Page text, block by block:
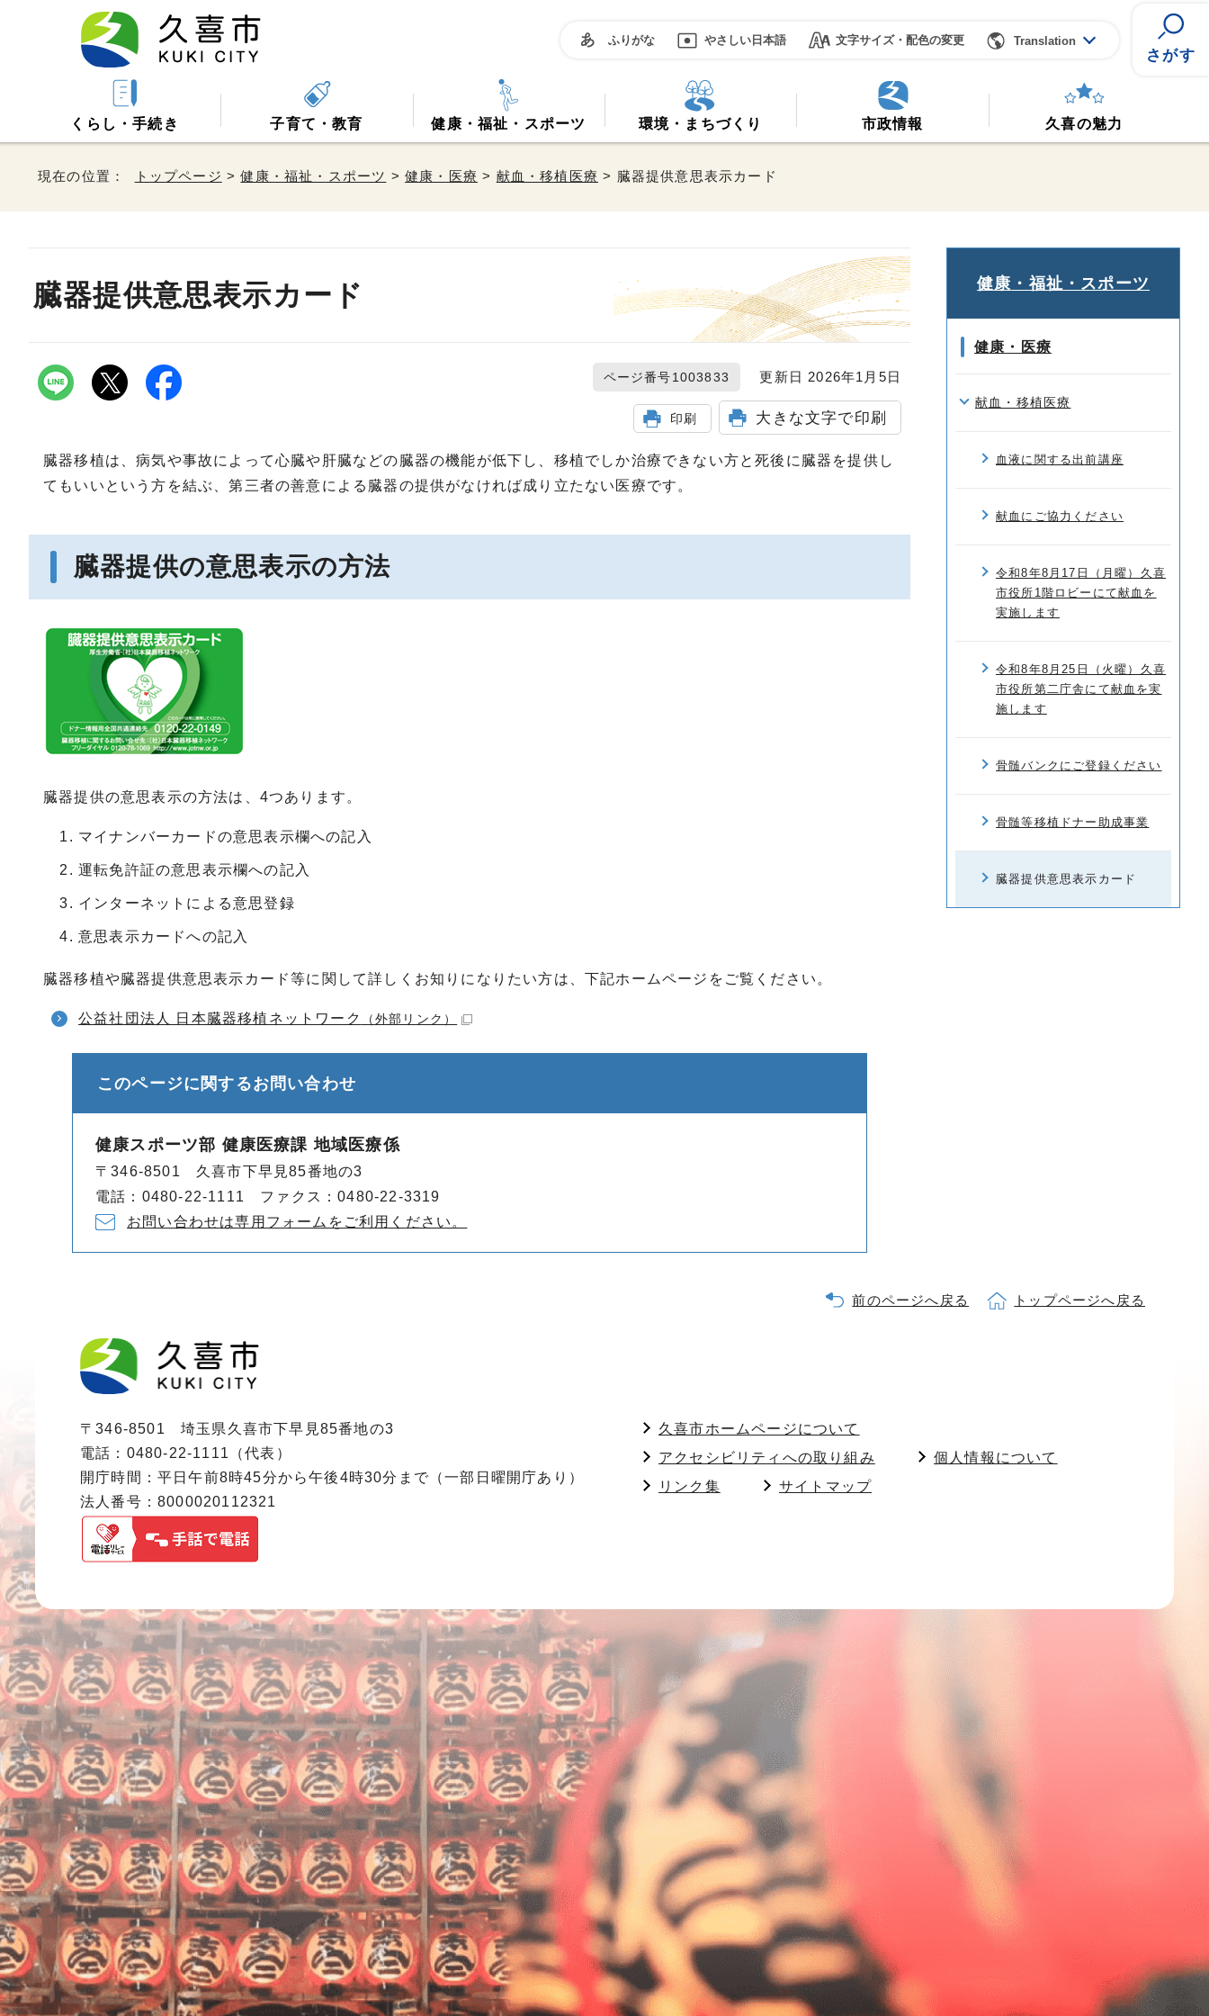
ふりがな やさしい日本語 文字サイズ・配色の変更 Translation
さがす
くらし・手続き 子育て・教育 健康・福祉・スポーツ 環境・まちづくり 市政情報 久喜の魅力
現在の位置： トップページ >健康・福祉・スポーツ >健康・医療 > 献血・移植医療 > 臓器提供意思表示カード
臓器提供意思表示カード
ページ番号1003833 更新日 2026年1月5日
印刷 大きな文字で印刷
臓器移植は、病気や事故によって心臓や肝臓などの臓器の機能が低下し、移植でしか治療できない方と死後に臓器を提供し
てもいいという方を結ぶ、第三者の善意による臓器の提供がなければ成り立たない医療です。
臓器提供の意思表示の方法
臓器提供の意思表示の方法は、4つあります。
マイナンバーカードの意思表示欄への記入
運転免許証の意思表示欄への記入
インターネットによる意思登録
意思表示カードへの記入
臓器移植や臓器提供意思表示カード等に関して詳しくお知りになりたい方は、下記ホームページをご覧ください。
公益社団法人 日本臓器移植ネットワーク （外部リンク）
このページに関するお問い合わせ
健康スポーツ部 健康医療課 地域医療係
〒346-8501 久喜市下早見85番地の3
電話：0480-22-1111 ファクス：0480-22-3319
お問い合わせは専用フォームをご利用ください。
健康・福祉・スポーツ
健康・医療
献血・移植医療
血液に関する出前講座
献血にご協力ください
令和8年8月17日（月曜）久喜
市役所1階ロビーにて献血を
実施します
令和8年8月25日（火曜）久喜
市役所第二庁舎にて献血を実
施します
骨髄バンクにご登録ください
骨髄等移植ドナー助成事業
臓器提供意思表示カード
前のページへ戻る トップページへ戻る
〒346-8501 埼玉県久喜市下早見85番地の3
電話：0480-22-1111（代表）
開庁時間：平日午前8時45分から午後4時30分まで（一部日曜開庁あり）
法人番号：8000020112321
久喜市ホームページについて
アクセシビリティへの取り組み
個人情報について
リンク集
サイトマップ